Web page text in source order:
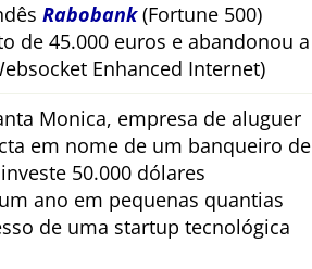
Rabobank(Fortune 500)
de 45.000 euros e abandonou a
Enhanced Internet)
Monica, empresa de aluguer
em nome de um banqueiro de
50.000 dólares
ano em pequenas quantias
de uma startup tecnológica